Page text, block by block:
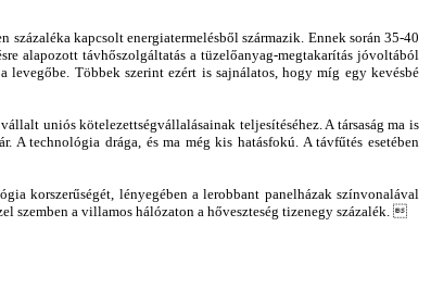
kapcsolt energiatermelésből származik. Ennek során 35-40
alapozott távhőszolgáltatás a tüzelőanyag-megtakarítás jóvoltából
Többek szerint ezért is sajnálatos, hogy míg egy kevésbé
uniós kötelezettségvállalásainak teljesítéséhez. A társaság ma is
A technológia drága, és ma még kis hatásfokú. A távfűtés esetében
korszerűségét, lényegében a lerobbant panelházak színvonalával
szemben a villamos hálózaton a hőveszteség tizenegy százalék. 